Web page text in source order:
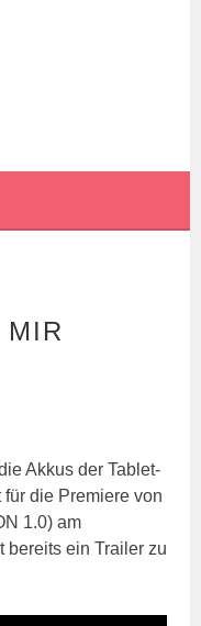
Akkus der Tablet-
die Premiere von
1.0) am
bereits ein Trailer zu